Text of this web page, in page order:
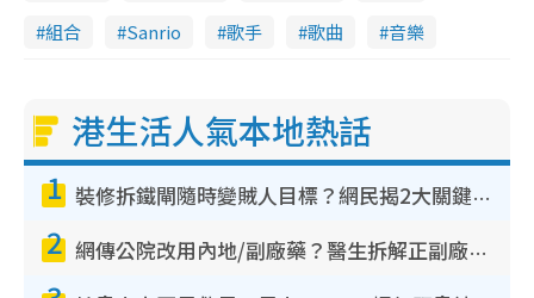
組合
Sanrio 歌手 歌曲 音樂
港生活人氣本地熱話
1 裝修拆鐵閘隨時變賊人目標？網民揭2大關鍵用途：裝新式等於白裝？附新舊鐵閘分別
2 網傳公院改用內地/副廠藥？醫生拆解正副廠分別 揭4類人換藥隨時出事